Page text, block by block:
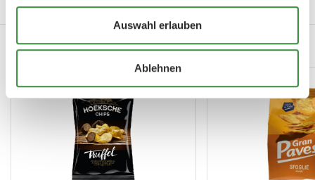
Auswahl erlauben
Ablehnen
Verwandte Produkte